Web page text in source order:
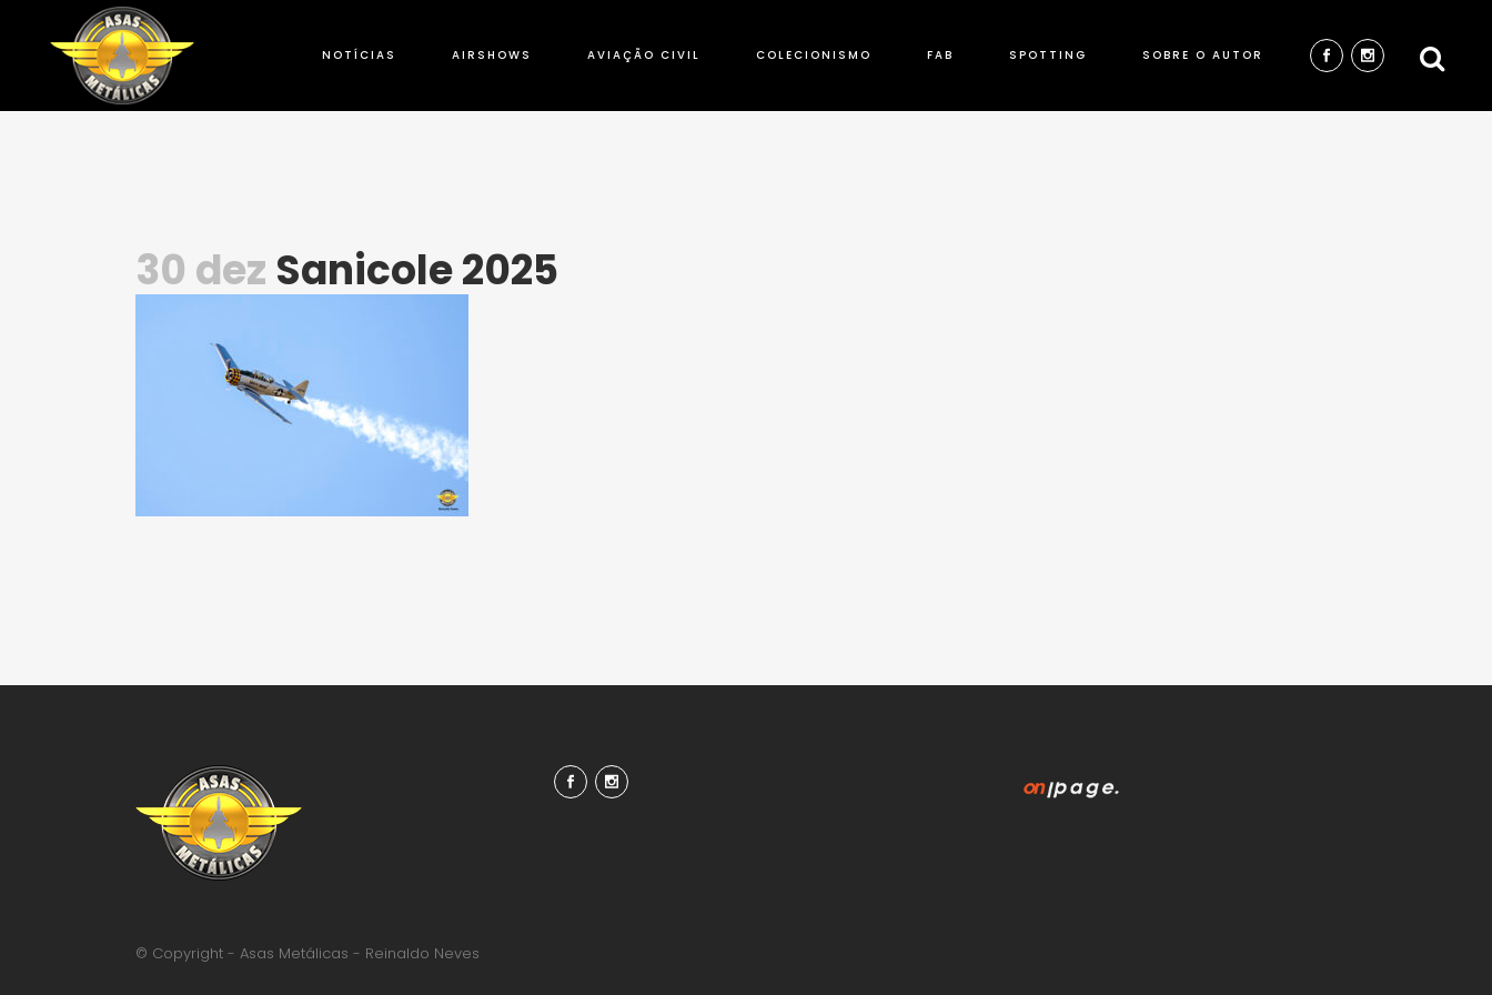
NOTÍCIAS AIRSHOWS AVIAÇÃO CIVIL COLECIONISMO FAB SPOTTING SOBRE O AUTOR
30 dez Sanicole 2025
© Copyright - Asas Metálicas - Reinaldo Neves